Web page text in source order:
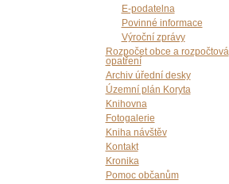
E-podatelna
Povinné informace
Výroční zprávy
Rozpočet obce a rozpočtová
opatření
Archiv úřední desky
Územní plán Koryta
Knihovna
Fotogalerie
Kniha návštěv
Kontakt
Kronika
Pomoc občanům